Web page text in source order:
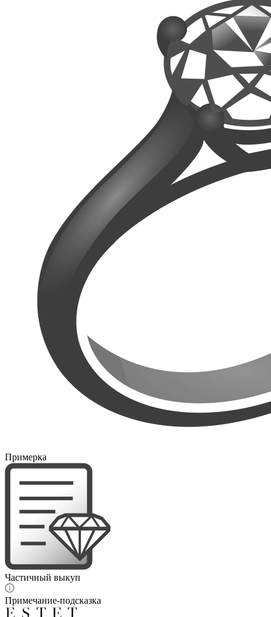
Примерка
Частичный выкуп
Примечание-подсказка